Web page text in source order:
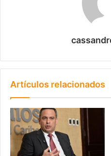
Artículos relacionados